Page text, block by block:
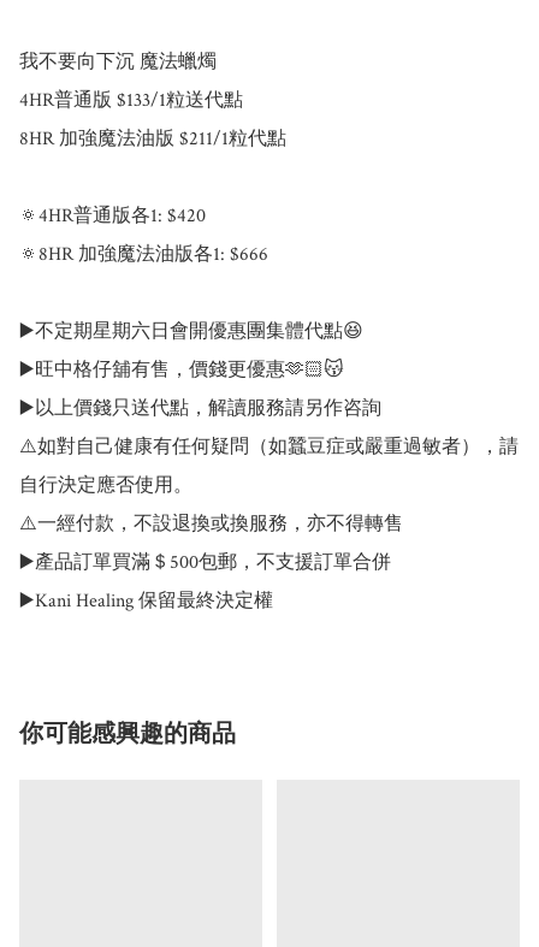
我不要向下沉 魔法蠟燭
4HR普通版 $133/1粒送代點
8HR 加強魔法油版 $211/1粒代點
🔅4HR普通版各1: $420
🔅8HR 加強魔法油版各1: $666
▶️不定期星期六日會開優惠團集體代點😆
▶️旺中格仔舖有售，價錢更優惠🫶🏻😽
▶️以上價錢只送代點，解讀服務請另作咨詢
⚠️如對自己健康有任何疑問（如蠶豆症或嚴重過敏者），請
自行決定應否使用。
⚠️一經付款，不設退換或換服務，亦不得轉售
▶️產品訂單買滿＄500包郵，不支援訂單合併
▶️Kani Healing 保留最終決定權
你可能感興趣的商品